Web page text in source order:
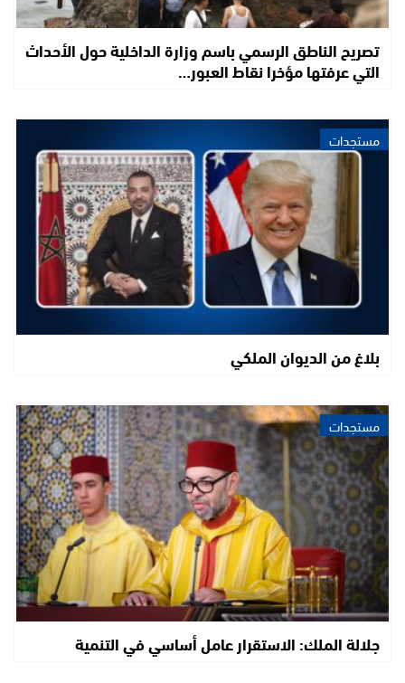
تصريح الناطق الرسمي باسم وزارة الداخلية حول الأحداث
التي عرفتها مؤخرا نقاط العبور…
مستجدات
بلاغ من الديوان الملكي
مستجدات
جلالة الملك: الاستقرار عامل أساسي في التنمية